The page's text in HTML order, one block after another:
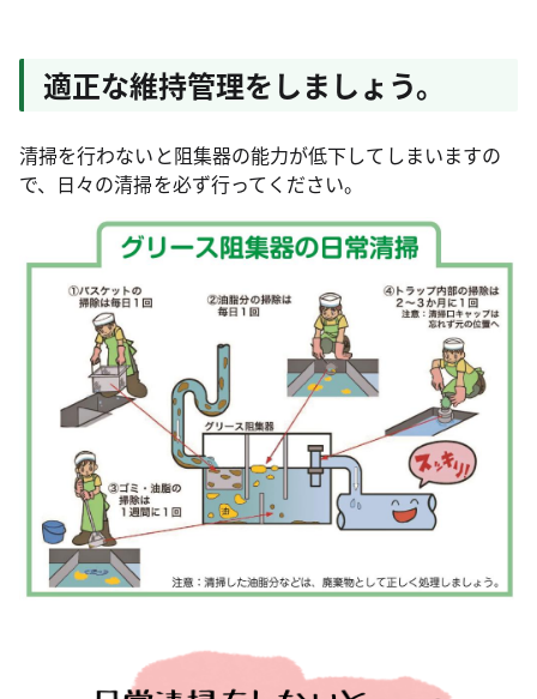
適正な維持管理をしましょう。
清掃を行わないと阻集器の能力が低下してしまいますの
で、日々の清掃を必ず行ってください。